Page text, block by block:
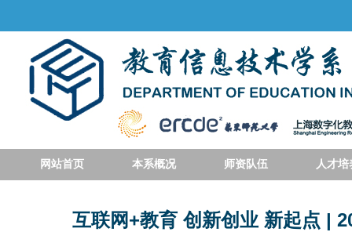
网站首页 本系概况 师资队伍 人才培
互联网+教育 创新创业 新起点 |